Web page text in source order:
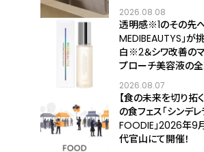
2026.08.08
透明感※1のその先へ
MEDIBEAUTYS」が
白※2＆シワ改善の
プローチ美容液の
2026.08.07
【食の未来を切り拓
の食フェス「シンデ
FOODIE」2026年9
代官山にて開催！